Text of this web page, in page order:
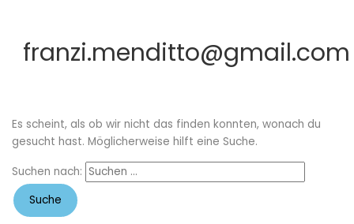
franzi.menditto@gmail.com
Es scheint, als ob wir nicht das finden konnten, wonach du
gesucht hast. Möglicherweise hilft eine Suche.
Suchen nach: